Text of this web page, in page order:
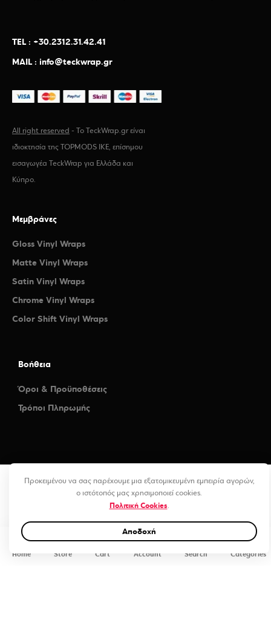
TEL : +30.2312.31.42.41
MAIL : info@teckwrap.gr
All right reserved - Το TeckWrap.gr είναι
ιδιοκτησία της TOPMODS IKE, επίσημου
εισαγωγέα TeckWrap για Ελλάδα και
Κύπρο.
Μεμβράνες
Gloss Vinyl Wraps
Matte Vinyl Wraps
Satin Vinyl Wraps
Chrome Vinyl Wraps
Color Shift Vinyl Wraps
Βοήθεια
Όροι & Προϋποθέσεις
Τρόποι Πληρωμής
Προκειμένου να σας παρέχουμε μια εξατομικευμένη εμπειρία αγορών,
ο ιστότοπός μας χρησιμοποιεί cookies.
Πολιτική Cookies.
Αποδοχή
Home Store
0
Cart Account Search Categories